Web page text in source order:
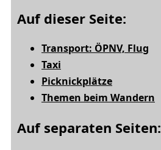
Auf dieser Seite:
Transport: ÖPNV, Flug
Taxi
Picknickplätze
Themen beim Wandern
Auf separaten Seiten: